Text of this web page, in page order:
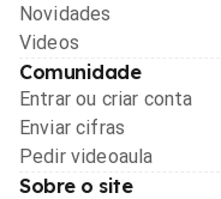
Novidades
Videos
Comunidade
Entrar ou criar conta
Enviar cifras
Pedir videoaula
Sobre o site